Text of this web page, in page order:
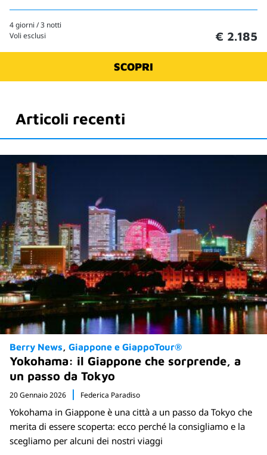
4 giorni / 3 notti
Voli esclusi
€ 2.185
SCOPRI
Articoli recenti
Berry News Giappone e GiappoTour®
Yokohama: il Giappone che sorprende, a
un passo da Tokyo
20 Gennaio 2026 Federica Paradiso
Yokohama in Giappone è una città a un passo da Tokyo che
merita di essere scoperta: ecco perché la consigliamo e la
scegliamo per alcuni dei nostri viaggi